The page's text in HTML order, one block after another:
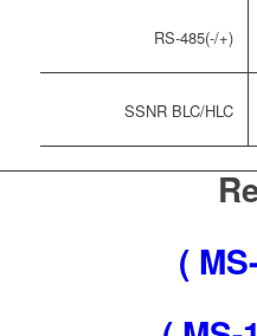
(+/-)RS-485
SSNR BLC/HLC